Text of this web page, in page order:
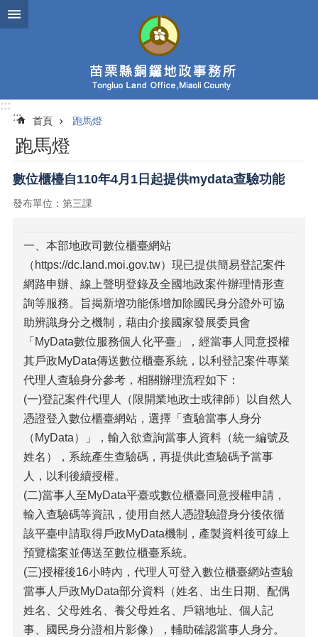
跳到主要內容區塊
:::
:::
首頁 跑馬燈
跑馬燈
數位櫃檯自110年4月1日起提供mydata查驗功能
發布單位：第三課
一、本部地政司數位櫃臺網站
（https://dc.land.moi.gov.tw）現已提供簡易登記案件
網路申辦、線上聲明登錄及全國地政案件辦理情形查
詢等服務。旨揭新增功能係增加除國民身分證外可協
助辨識身分之機制，藉由介接國家發展委員會
「MyData數位服務個人化平臺」，經當事人同意授權
其戶政MyData傳送數位櫃臺系統，以利登記案件專業
代理人查驗身分參考，相關辦理流程如下：
(一)登記案件代理人（限開業地政士或律師）以自然人
憑證登入數位櫃臺網站，選擇「查驗當事人身分
（MyData）」，輸入欲查詢當事人資料（統一編號及
姓名），系統產生查驗碼，再提供此查驗碼予當事
人，以利後續授權。
(二)當事人至MyData平臺或數位櫃臺同意授權申請，
輸入查驗碼等資訊，使用自然人憑證驗證身分後依循
該平臺申請取得戶政MyData機制，產製資料後可線上
預覽檔案並傳送至數位櫃臺系統。
(三)授權後16小時內，代理人可登入數位櫃臺網站查驗
當事人戶政MyData部分資料（姓名、出生日期、配偶
姓名、父母姓名、養父母姓名、戶籍地址、個人記
事、國民身分證相片影像），輔助確認當事人身分。